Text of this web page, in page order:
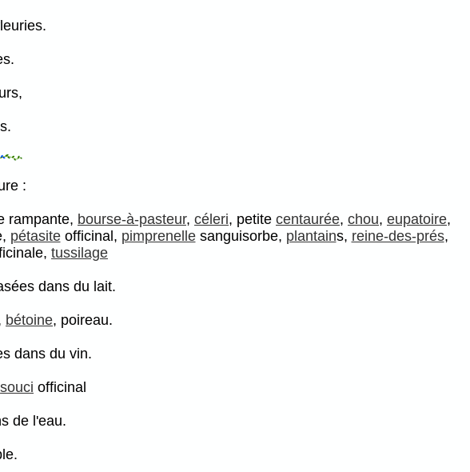
:
rampante, bourse-à-pasteur, céleri, petite centaurée, chou, eupatoire,
pétasiteofficinal, pimprenellesanguisorbe, plantains, reine-des-prés,
tussilage
dans du lait.
bétoine, poireau.
dans du vin.
souci officinal
de l'eau.